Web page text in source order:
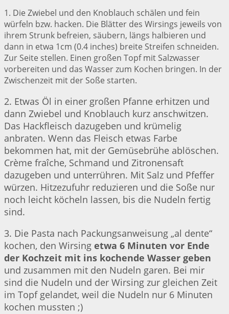
1. Die Zwiebel und den Knoblauch schälen und fein
würfeln bzw. hacken. Die Blätter des Wirsings jeweils von
ihrem Strunk befreien, säubern, längs halbieren und
dann in etwa 1cm (0.4 inches) breite Streifen schneiden.
Zur Seite stellen. Einen großen Topf mit Salzwasser
vorbereiten und das Wasser zum Kochen bringen. In der
Zwischenzeit mit der Soße starten.
2. Etwas Öl in einer großen Pfanne erhitzen und
dann Zwiebel und Knoblauch kurz anschwitzen.
Das Hackfleisch dazugeben und krümelig
anbraten. Wenn das Fleisch etwas Farbe
bekommen hat, mit der Gemüsebrühe ablöschen.
Crème fraîche, Schmand und Zitronensaft
dazugeben und unterrühren. Mit Salz und Pfeffer
würzen. Hitzezufuhr reduzieren und die Soße nur
noch leicht köcheln lassen, bis die Nudeln fertig
sind.
3. Die Pasta nach Packungsanweisung „al dente“
kochen, den Wirsing etwa 6 Minuten vor Ende
der Kochzeit mit ins kochende Wasser geben
und zusammen mit den Nudeln garen. Bei mir
sind die Nudeln und der Wirsing zur gleichen Zeit
im Topf gelandet, weil die Nudeln nur 6 Minuten
kochen mussten ;)